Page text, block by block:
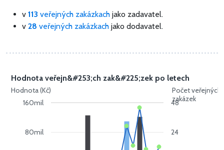
v 113 veřejných zakázkach jako zadavatel.
v 28 veřejných zakázkach jako dodavatel.
Hodnota (Kč)
Počet veřejných
zakázek
Hodnota veřejn&#253;ch zak&#225;zek po letech
80mil
160mil
24
48